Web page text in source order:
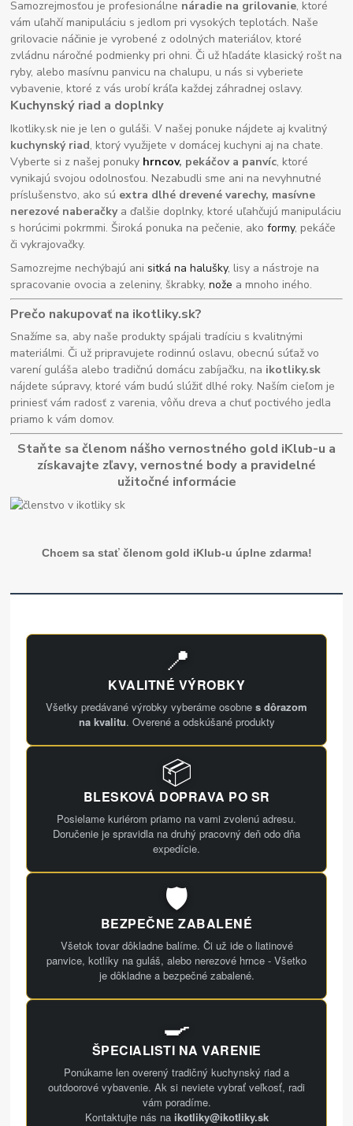
Samozrejmosťou je profesionálne náradie na grilovanie, ktoré
vám uľahčí manipuláciu s jedlom pri vysokých teplotách. Naše
grilovacie náčinie je vyrobené z odolných materiálov, ktoré
zvládnu náročné podmienky pri ohni. Či už hľadáte klasický rošt na
ryby, alebo masívnu panvicu na chalupu, u nás si vyberiete
vybavenie, ktoré z vás urobí kráľa každej záhradnej oslavy.
Kuchynský riad a doplnky
Ikotliky.sk nie je len o guláši. V našej ponuke nájdete aj kvalitný
kuchynský riad, ktorý využijete v domácej kuchyni aj na chate.
Vyberte si z našej ponuky hrncov, pekáčov a panvíc, ktoré
vynikajú svojou odolnosťou. Nezabudli sme ani na nevyhnutné
príslušenstvo, ako sú extra dlhé drevené varechy, masívne
nerezové naberačkya ďalšie doplnky, ktoré uľahčujú manipuláciu
s horúcimi pokrmmi. Široká ponuka na pečenie, akoformy, pekáče
či vykrajovačky.
Samozrejme nechýbajú anisitká na halušky, lisy a nástroje na
spracovanie ovocia a zeleniny, škrabky,nože a mnoho iného.
Prečo nakupovať na ikotliky.sk?
Snažíme sa, aby naše produkty spájali tradíciu s kvalitnými
materiálmi. Či už pripravujete rodinnú oslavu, obecnú súťaž vo
varení guláša alebo tradičnú domácu zabíjačku, na ikotliky.sk
nájdete súpravy, ktoré vám budú slúžiť dlhé roky. Naším cieľom je
priniesť vám radosť z varenia, vôňu dreva a chuť poctivého jedla
priamo k vám domov.
Staňte sa členom nášho vernostného gold iKlub-u a
získavajte zľavy, vernostné body a pravidelné
užitočné informácie
Chcem sa stať členom gold iKlub-u úplne zdarma!
📍
KVALITNÉ VÝROBKY
Všetky predávané výrobky vyberáme osobne s dôrazom
na kvalitu. Overené a odskúšané produkty
📦
BLESKOVÁ DOPRAVA PO SR
Posielame kuriérom priamo na vami zvolenú adresu.
Doručenie je spravidla na druhý pracovný deň odo dňa
expedície.
🛡️
BEZPEČNE ZABALENÉ
Všetok tovar dôkladne balíme. Či už ide o liatinové
panvice, kotlíky na guláš, alebo nerezové hrnce - Všetko
je dôkladne a bezpečné zabalené.
🍳
ŠPECIALISTI NA VARENIE
Ponúkame len overený tradičný kuchynský riad a
outdoorové vybavenie. Ak si neviete vybrať veľkosť, radi
vám poradíme.
Kontaktujte nás na ikotliky@ikotliky.sk